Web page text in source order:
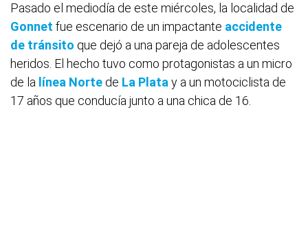
Pasado el mediodía de este miércoles, la localidad de
Gonnet fue escenario de un impactante accidente
de tránsito que dejó a una pareja de adolescentes
heridos. El hecho tuvo como protagonistas a un micro
de la línea Norte de La Plata y a un motociclista de
17 años que conducía junto a una chica de 16.